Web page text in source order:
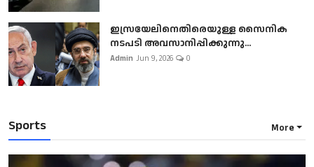
ഇസ്രയേലിനെതിരെയുള്ള സൈനിക
നടപടി അവസാനിപ്പിക്കുന്നു...
Admin Jun 9, 2026 0
Sports More